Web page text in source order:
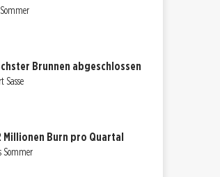
Brunnen abgeschlossen
Sasse
Millionen Burn pro Quartal